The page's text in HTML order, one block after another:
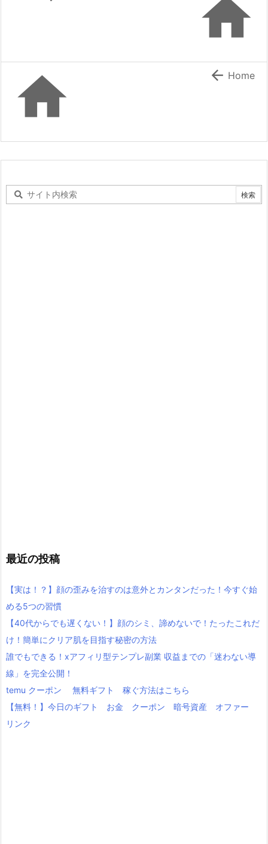

  Home
最近の投稿
【実は！？】顔の歪みを治すのは意外とカンタンだった！今すぐ始
める5つの習慣
【40代からでも遅くない！】顔のシミ、諦めないで！たったこれだ
け！簡単にクリア肌を目指す秘密の方法
誰でもできる！xアフィリ型テンプレ副業 収益までの「迷わない導
線」を完全公開！
temu クーポン 無料ギフト 稼ぐ方法はこちら
【無料！】今日のギフト お金 クーポン 暗号資産 オファー
リンク